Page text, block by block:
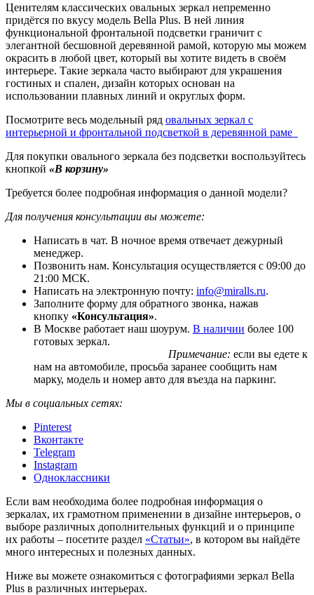
Ценителям классических овальных зеркал непременно
придётся по вкусу модель Bella Plus. В ней линия
функциональной фронтальной подсветки граничит с
элегантной бесшовной деревянной рамой, которую мы можем
окрасить в любой цвет, который вы хотите видеть в своём
интерьере. Такие зеркала часто выбирают для украшения
гостиных и спален, дизайн которых основан на
использовании плавных линий и округлых форм.
Посмотрите весь модельный ряд овальных зеркал с
интерьерной и фронтальной подсветкой в деревянной раме
Для покупки овального зеркала без подсветки воспользуйтесь
кнопкой «В корзину»
Требуется более подробная информация о данной модели?
Для получения консультации вы можете:
Написать в чат. В ночное время отвечает дежурный
менеджер.
Позвонить нам. Консультация осуществляется с 09:00 до
21:00 МСК.
Написать на электронную почту: info@miralls.ru.
Заполните форму для обратного звонка, нажав
кнопку «Консультация».
В Москве работает наш шоурум. В наличии более 100
готовых зеркал.
Примечание: если вы едете к
нам на автомобиле, просьба заранее сообщить нам
марку, модель и номер авто для въезда на паркинг.
Мы в социальных сетях:
Pinterest
Вконтакте
Telegram
Instagram
Одноклассники
Если вам необходима более подробная информация о
зеркалах, их грамотном применении в дизайне интерьеров, о
выборе различных дополнительных функций и о принципе
их работы – посетите раздел «Статьи», в котором вы найдёте
много интересных и полезных данных.
Ниже вы можете ознакомиться с фотографиями зеркал Bella
Plus в различных интерьерах.